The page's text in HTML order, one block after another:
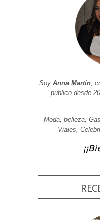
Soy Anna Martin,
publico desde
Moda, belleza,
Viajes,
nuestra web
algunas
de la web.